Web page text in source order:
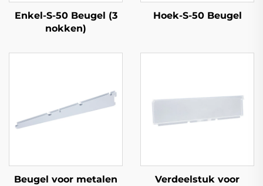
Enkel-S-50 Beugel (3
nokken)
Hoek-S-50 Beugel
Beugel voor metalen
Verdeelstuk voor